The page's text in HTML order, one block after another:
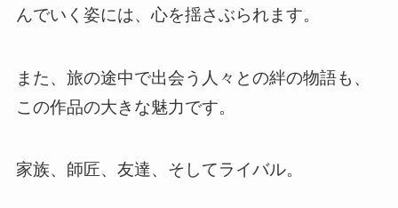
んでいく姿には、心を揺さぶられます。
また、旅の途中で出会う人々との絆の物語も、
この作品の大きな魅力です。
家族、師匠、友達、そしてライバル。